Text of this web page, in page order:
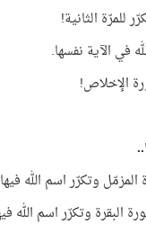
للمرّة الثانية!
وتكرّر اسم الله فيها 7 مرّات.